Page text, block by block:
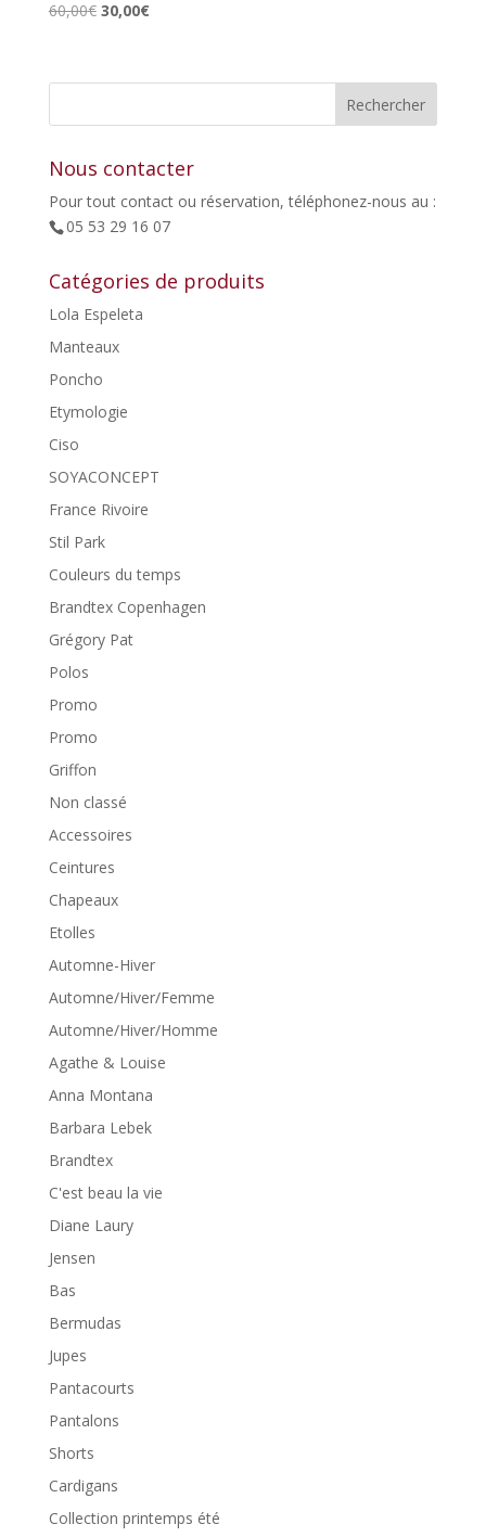
60,00€ Le
était :
30,00€Le
est :
Nous contacter
Pour tout contact ou réservation, téléphonez-nous au :
05 53 29 16 07
Catégories de produits
Lola Espeleta
Manteaux
Poncho
Etymologie
Ciso
SOYACONCEPT
France Rivoire
Stil Park
Couleurs du temps
Brandtex Copenhagen
Grégory Pat
Polos
Promo
Promo
Griffon
Non classé
Accessoires
Ceintures
Chapeaux
Etolles
Automne-Hiver
Automne/Hiver/Femme
Automne/Hiver/Homme
Agathe & Louise
Anna Montana
Barbara Lebek
Brandtex
C'est beau la vie
Diane Laury
Jensen
Bas
Bermudas
Jupes
Pantacourts
Pantalons
Shorts
Cardigans
Collection printemps été